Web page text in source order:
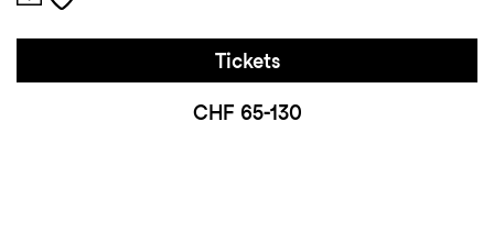
Tickets
CHF 65-130